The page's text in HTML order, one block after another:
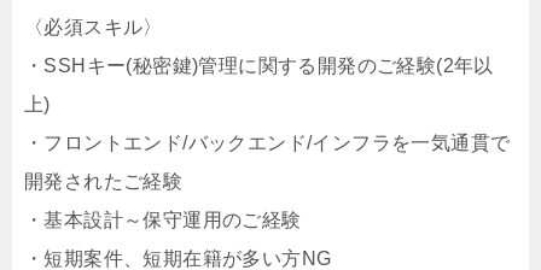
〈必須スキル〉
・SSHキー(秘密鍵)管理に関する開発のご経験(2年以
上)
・フロントエンド/バックエンド/インフラを一気通貫で
開発されたご経験
・基本設計～保守運用のご経験
・短期案件、短期在籍が多い方NG